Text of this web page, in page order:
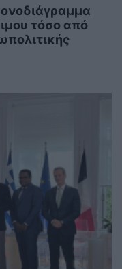
τόσο από